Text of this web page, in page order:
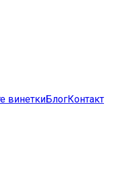
винеткиБлогКонтакт